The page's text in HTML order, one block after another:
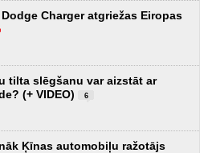
Charger atgriežas Eiropas
tilta slēgšanu var aizstāt ar
(+ VIDEO)
6
Ķīnas automobiļu ražotājs